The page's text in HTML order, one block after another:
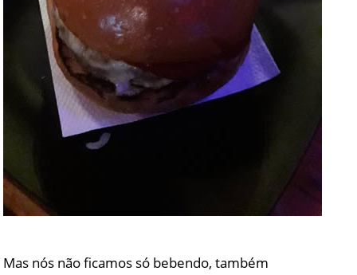
Mas nós não ficamos só bebendo, também